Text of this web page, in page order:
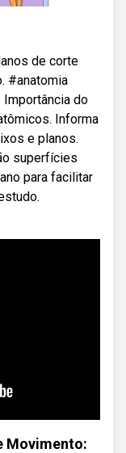
de corte
#anatomia
do
Informa
e planos.
superfícies
para facilitar
Movimento: